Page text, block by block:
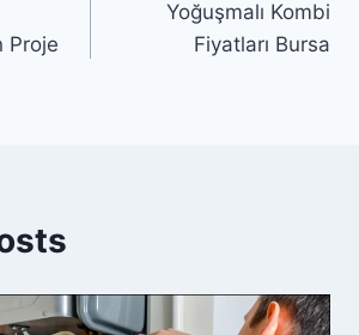
Proje
Yoğuşmalı Kombi
Fiyatları Bursa